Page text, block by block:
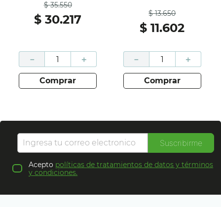
$ 35.550
$ 30.217
＋
－
comprar
$ 13.650
$ 11.602
＋
－
comprar
Suscribirme
Acepto políticas de tratamientos de datos y términos
y condiciones.